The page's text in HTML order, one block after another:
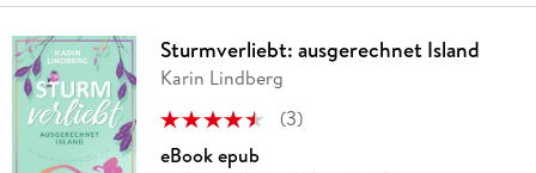
Sturmverliebt: ausgerechnet Island
Karin Lindberg
(3)
eBook epub